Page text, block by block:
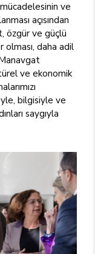
mücadelesinin ve
açısından
özgür ve güçlü
olması, daha adil
ve ekonomik
bilgisiyle ve
saygıyla